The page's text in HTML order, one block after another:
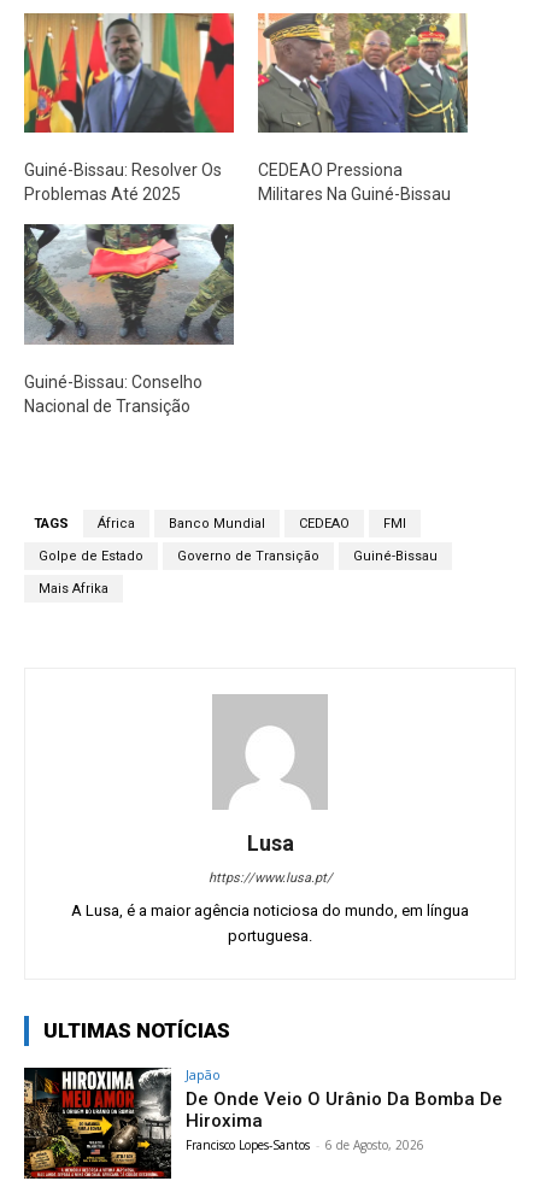
Guiné-Bissau: Resolver Os
Problemas Até 2025
CEDEAO Pressiona
Militares Na Guiné-Bissau
Guiné-Bissau: Conselho
Nacional de Transição
TAGS África Banco Mundial CEDEAO FMI
Golpe de Estado Governo de Transição Guiné-Bissau
Mais Afrika
Lusa
https://www.lusa.pt/
A Lusa, é a maior agência noticiosa do mundo, em língua
portuguesa.
ULTIMAS NOTÍCIAS
Japão
De Onde Veio O Urânio Da Bomba De
Hiroxima
Francisco Lopes-Santos - 6 de Agosto, 2026